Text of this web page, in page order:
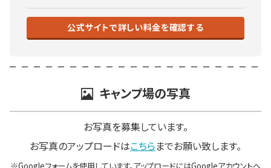
公式サイトで詳しい料金を確認する
キャンプ場の写真
お写真を募集しています。
お写真のアップロードはこちらまでお願い致します。